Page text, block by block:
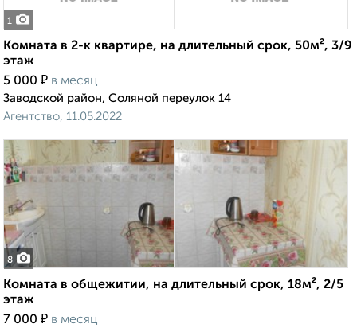
1
Комната в 2-к квартире, на длительный срок, 50м², 3/9
этаж
5 000 ₽ в месяц
Заводской район, Соляной переулок 14
Агентство, 11.05.2022
8
Комната в общежитии, на длительный срок, 18м², 2/5
этаж
7 000 ₽ в месяц